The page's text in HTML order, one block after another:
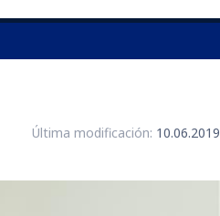
Última modificación: 10.06.2019